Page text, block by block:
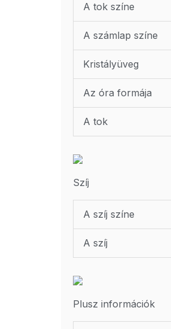
A tok színe
A számlap színe
Kristályüveg
Az óra formája
A tok
Szíj
A szíj színe
A szíj
Plusz információk